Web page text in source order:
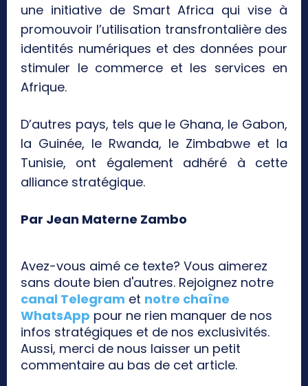
une initiative de Smart Africa qui vise à
promouvoir l’utilisation transfrontalière des
identités numériques et des données pour
stimuler le commerce et les services en
Afrique.
D’autres pays, tels que le Ghana, le Gabon,
la Guinée, le Rwanda, le Zimbabwe et la
Tunisie, ont également adhéré à cette
alliance stratégique.
Par Jean Materne Zambo
Avez-vous aimé ce texte? Vous aimerez
sans doute bien d'autres. Rejoignez notre
canal Telegram et notre chaîne
WhatsApp pour ne rien manquer de nos
infos stratégiques et de nos exclusivités.
Aussi, merci de nous laisser un petit
commentaire au bas de cet article.